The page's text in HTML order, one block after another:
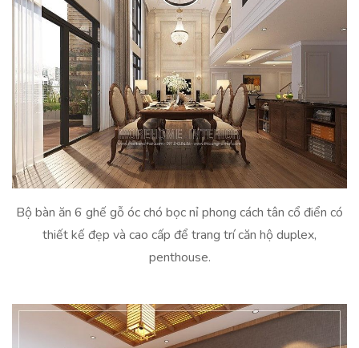
Bộ bàn ăn 6 ghế gỗ óc chó bọc nỉ phong cách tân cổ điển có
thiết kế đẹp và cao cấp để trang trí căn hộ duplex,
penthouse.